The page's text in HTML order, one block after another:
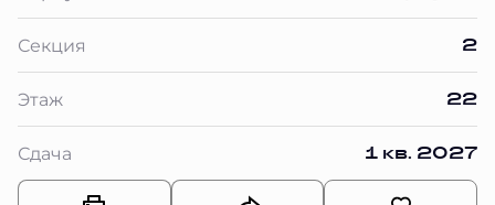
Секция 2
Этаж 22
Сдача 1 кв. 2027